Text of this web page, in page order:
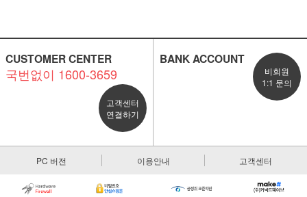
CUSTOMER CENTER
국번없이 1600-3659
고객센터
연결하기
BANK ACCOUNT
비회원
1:1 문의
PC 버전 이용안내 고객센터